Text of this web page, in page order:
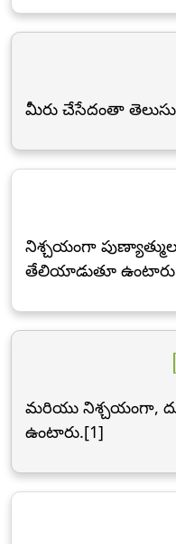
మీరు చేసేదంతా
నిశ్చయంగా
తేలియాడుతూ
మరియు నిశ్చయంగా,
ఉంటారు.[1]